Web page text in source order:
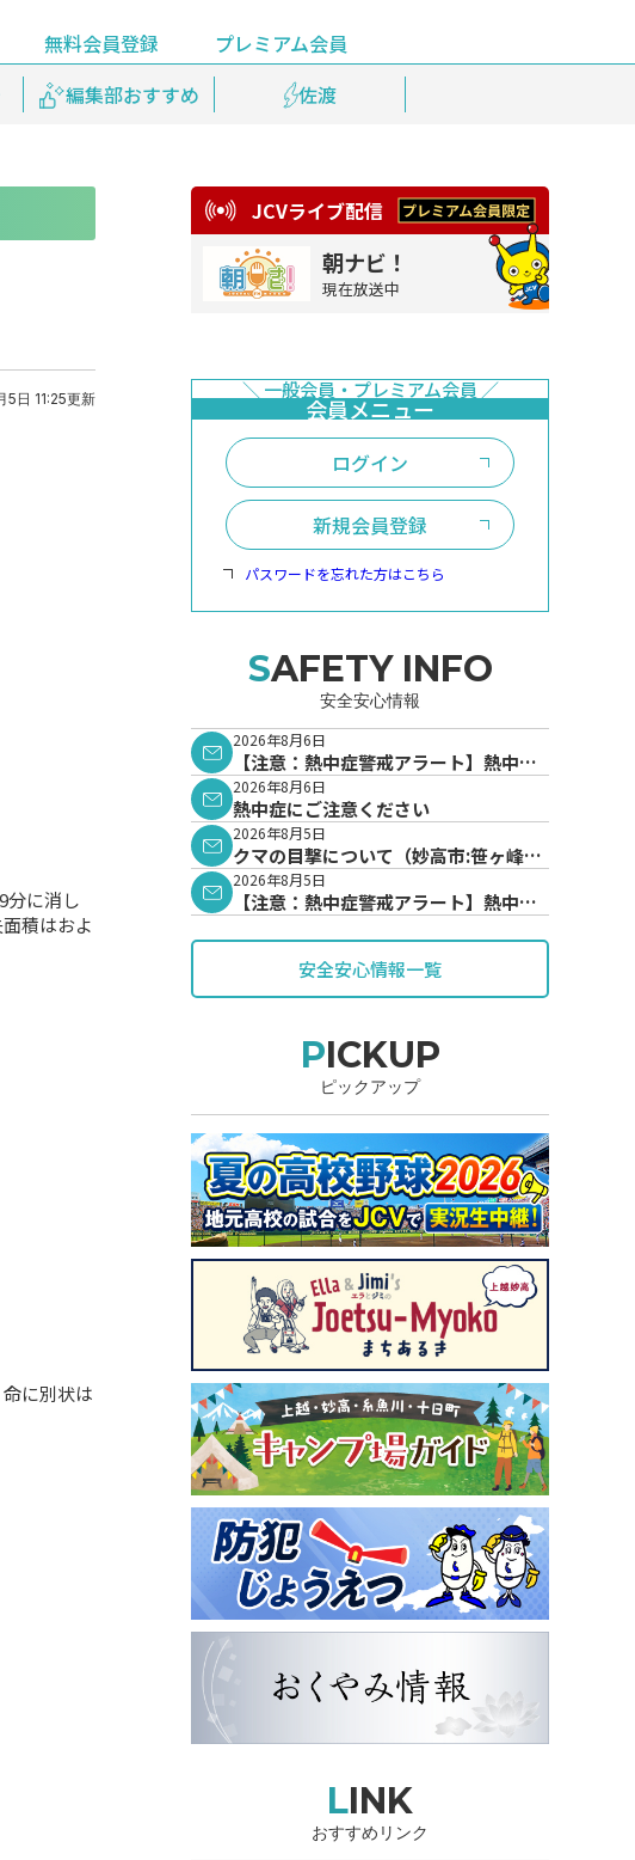
編集部おすすめ 佐渡
妙高百景 鉄道情報
無料会員登録
プレミアム会員
レミアム会員登録
5日 11:25更新
分に消し
積はおよ
に別状は
JCVライブ配信
朝ナビ！
現在放送中
ログイン
新規会員登録
パスワードを忘れた方はこちら
SAFETY INFO
安全安心情報
2026年8月6日
【注意：熱中症警戒アラート】熱中症
警戒アラートが発表されています。
2026年8月6日
熱中症にご注意ください
2026年8月5日
クマの目撃について（妙高市:笹ヶ峰地
内）
2026年8月5日
【注意：熱中症警戒アラート】熱中症
安全安心情報一覧
PICKUP
ピックアップ
LINK
おすすめリンク